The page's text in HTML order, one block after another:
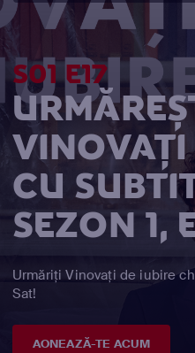
S01 E17
VINOVAŢI
CU
SEZON 1,
Urmăriți Vinovaţi de iubire
Sat!
AONEAZĂ-TE ACUM